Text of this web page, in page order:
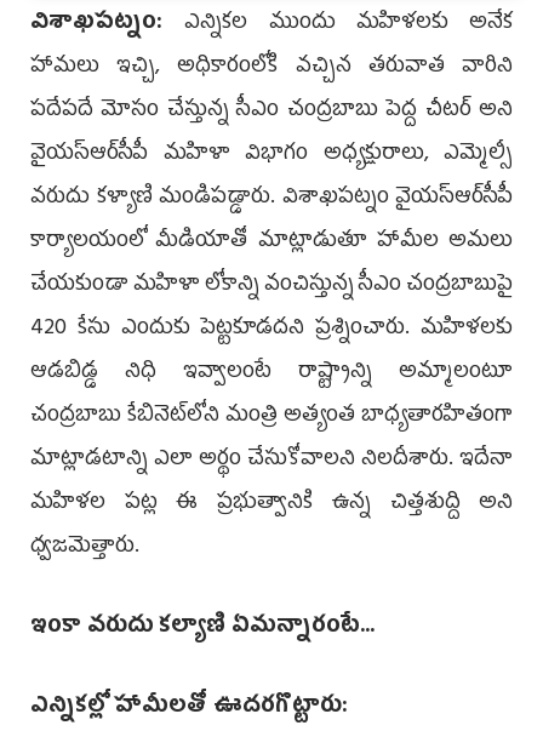
విశాఖపట్నం:ఎన్నికల ముందు మహిళలకు అనేక
హామలు ఇచ్చి, అధికారంలోకి వచ్చిన తరువాత వారిని
పదేపదే మోసం చేస్తున్న సీఎం చంద్రబాబు పెద్ద చీటర్ అని
వైయస్ఆర్‌సీపీ మహిళా విభాగం అధ్యక్షురాలు, ఎమ్మెల్సీ
వరుదు కళ్యాణి మండిపడ్డారు. విశాఖపట్నం వైయ‌స్ఆర్‌సీపీ
కార్యాలయంలో మీడియాతో మాట్లాడుతూ హామీల అమలు
చేయకుండా మహిళా లోకాన్ని వంచిస్తున్న సీఎం చంద్రబాబుపై
420 కేసు ఎందుకు పెట్టకూడదని ప్రశ్నించారు. మహిళలకు
ఆడబిడ్డ నిధి ఇవ్వాలంటే రాష్ట్రాన్ని అమ్మాలంటూ
చంద్రబాబు కేబినెట్‌లోని మంత్రి అత్యంత బాధ్యతారహితంగా
మాట్లాడటాన్ని ఎలా అర్థం చేసుకోవాలని నిలదీశారు. ఇదేనా
మహిళల పట్ల ఈ ప్రభుత్వానికి ఉన్న చిత్తశుద్ది అని
ధ్వజమెత్తారు.
ఇంకా వరుదు కల్యాణి ఏమన్నారంటే...
ఎన్నికల్లో హామీలతో ఊదరగొట్టారు: